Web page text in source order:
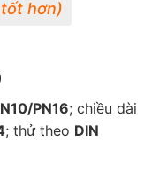
PN16; chiều dài
; thử theo DIN